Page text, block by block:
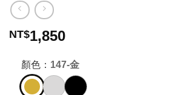
NT$1,850
顏色： 147-金